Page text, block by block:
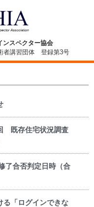
ンスペクター協会
者講習団体 登録第3号
既存住宅状況調査
了合否判定日時（合
る「ログインできな